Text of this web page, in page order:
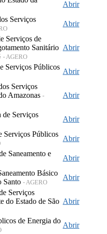
Abrir
Serviços
Abrir
Serviços de
Sanitário
- AGERO
Abrir
Serviços Públicos
Abrir
Serviços
Amazonas -
Abrir
Serviços
Abrir
Serviços Públicos
Abrir
Saneamento e
Abrir
Básico
Santo - AGERO
Abrir
Serviços
do Estado de São Abrir
de Energia do
Abrir